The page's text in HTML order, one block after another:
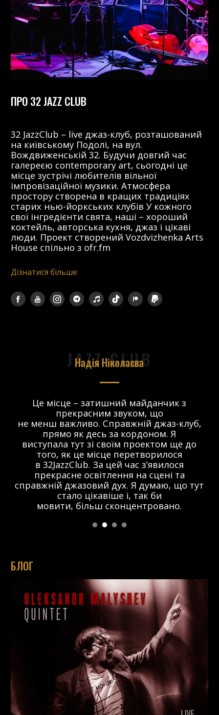
ПРО 32 JAZZ CLUB
32 JazzClub – live джаз-клуб, розташований
на київському Подолі, на вул.
Вождвиженській 32. Будучи довгий час
галереєю contemporary art, сьогодні це
місце зустрічі любителів вільної
імпровізаційної музики. Атмосфера
простору створена в кращих традиціях
старих нью-йоркських клубів У кожного
свої інгредієнти свята, наші – хороший
коктейль, авторська кухня, джаз і цікаві
люди. Проект створений Vozdvizhenka Arts
House спільно з ofr.fm
Дізнатися більше
JAZZ CLUB
Надія Ніколаєва
Це місце – затишний майданчик з
прекрасним звуком, що
не менш важливо. Справжній джаз-клуб,
прямо як десь за кордоном. Я
виступала тут зі своїм проектом ще до
того, як це місце перетворилося
в 32JazzClub. За цей час з’явилося
прекрасне освітлення на сцені та
справжній джазовий дух. Я думаю, що тут
стало цікавіше і, так би
мовити, більш сконцентровано.
БЛОГ